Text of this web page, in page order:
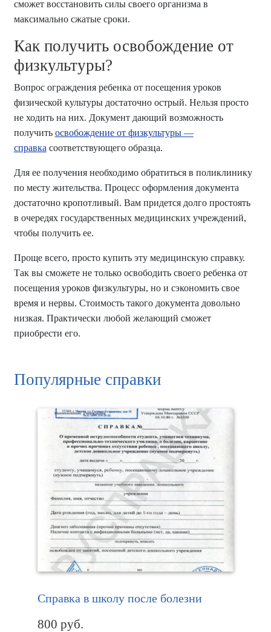
сможет восстановить силы своего организма в
максимально сжатые сроки.
Как получить освобождение от
физкультуры?
Вопрос ограждения ребенка от посещения уроков
физической культуры достаточно острый. Нельзя просто
не ходить на них. Документ дающий возможность
получить освобождение от физкультуры —
справка соответствующего образца.
Для ее получения необходимо обратиться в поликлинику
по месту жительства. Процесс оформления документа
достаточно кропотливый. Вам придется долго простоять
в очередях государственных медицинских учреждений,
чтобы получить ее.
Проще всего, просто купить эту медицинскую справку.
Так вы сможете не только освободить своего ребенка от
посещения уроков физкультуры, но и сэкономить свое
время и нервы. Стоимость такого документа довольно
низкая. Практически любой желающий сможет
приобрести его.
Популярные справки
Справка в школу после болезни
800 руб.